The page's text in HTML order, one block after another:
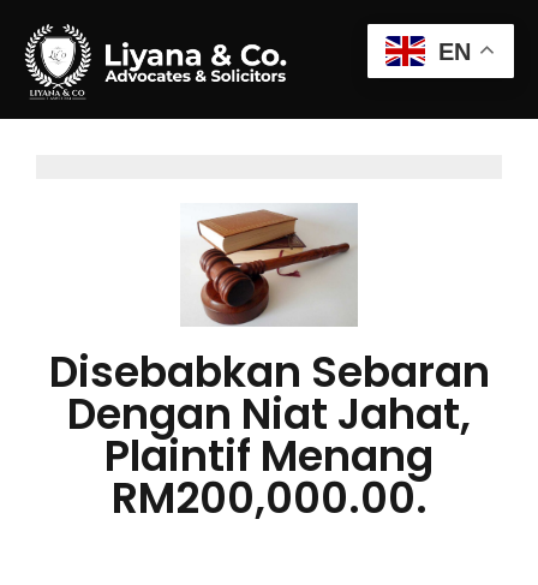
Disebabkan Sebaran
Dengan Niat Jahat,
Plaintif Menang
RM200,000.00.
EN